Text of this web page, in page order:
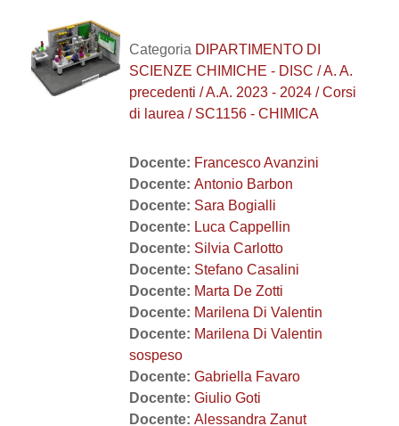
Categoria DIPARTIMENTO DI
SCIENZE CHIMICHE - DISC / A. A.
precedenti / A.A. 2023 - 2024 / Corsi
di laurea / SC1156 - CHIMICA
Docente: Francesco Avanzini
Docente: Antonio Barbon
Docente: Sara Bogialli
Docente: Luca Cappellin
Docente: Silvia Carlotto
Docente: Stefano Casalini
Docente: Marta De Zotti
Docente: Marilena Di Valentin
Docente: Marilena Di Valentin
sospeso
Docente: Gabriella Favaro
Docente: Giulio Goti
Docente: Alessandra Zanut